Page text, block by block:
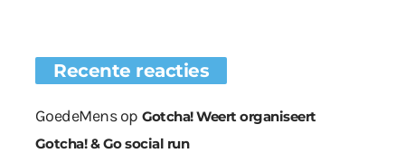
Recente reacties
GoedeMensop Gotcha! Weert organiseert
Gotcha! & Go social run